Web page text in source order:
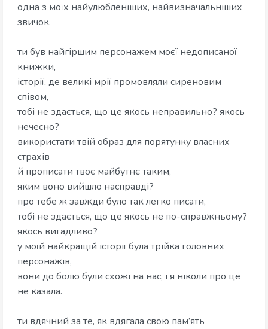
одна з моїх найулюбленіших, найвизначальніших
звичок.
ти був найгіршим персонажем моєї недописаної
книжки,
історії, де великі мрії промовляли сиреновим
співом,
тобі не здається, що це якось неправильно? якось
нечесно?
використати твій образ для порятунку власних
страхів
й прописати твоє майбутнє таким,
яким воно вийшло насправді?
про тебе ж завжди було так легко писати,
тобі не здається, що це якось не по-справжньому?
якось вигадливо?
у моїй найкращій історії була трійка головних
персонажів,
вони до болю були схожі на нас, і я ніколи про це
не казала.
ти вдячний за те, як вдягала свою пам’ять